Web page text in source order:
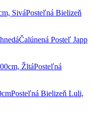
Posteľná Bielizeň
Čalúnená Posteľ Japp
Posteľná
Posteľná Bielizeň Luli,